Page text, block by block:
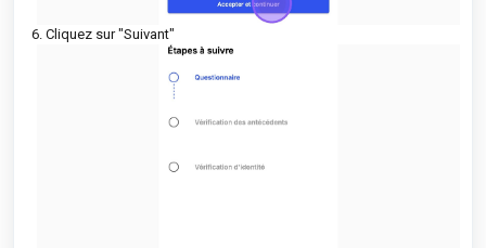
6. Cliquez sur "Suivant"